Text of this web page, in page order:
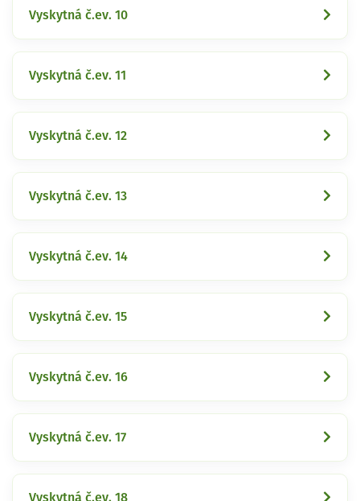
Vyskytná č.ev. 10
Vyskytná č.ev. 11
Vyskytná č.ev. 12
Vyskytná č.ev. 13
Vyskytná č.ev. 14
Vyskytná č.ev. 15
Vyskytná č.ev. 16
Vyskytná č.ev. 17
Vyskytná č.ev. 18